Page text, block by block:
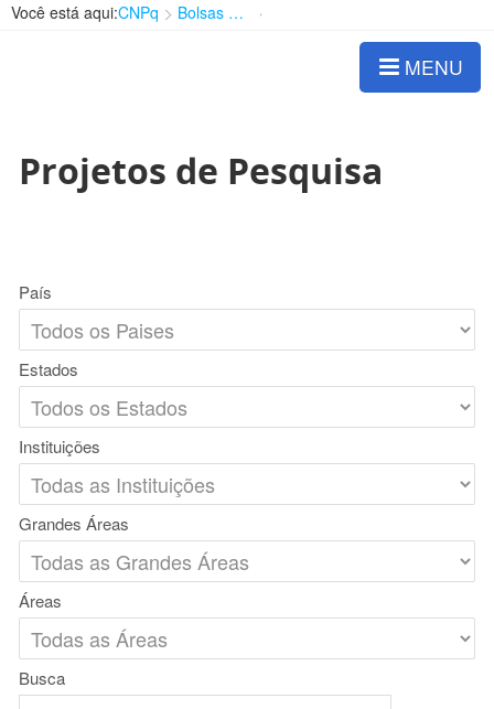
Você está aqui:CNPq Bolsas e Auxílios Vigentes
MENU
Projetos de Pesquisa
País
Estados
Instituições
Grandes Áreas
Áreas
Busca